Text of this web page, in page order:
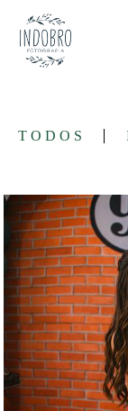
TODOS